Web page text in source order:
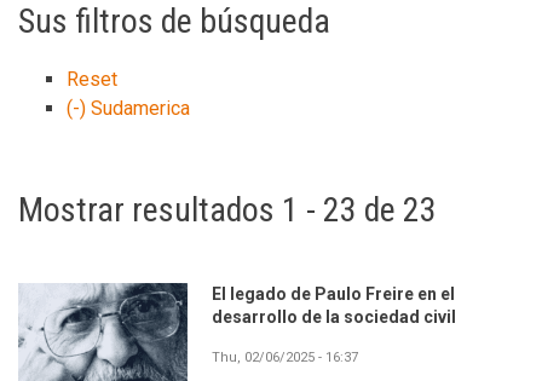
Sus filtros de búsqueda
Reset
(-) Sudamerica
Mostrar resultados 1 - 23 de 23
El legado de Paulo Freire en el
desarrollo de la sociedad civil
Thu, 02/06/2025 - 16:37